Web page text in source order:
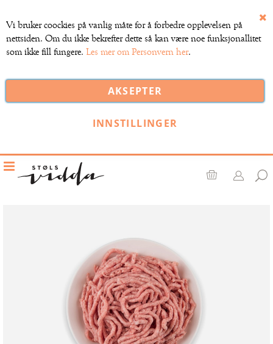
Vi bruker coockies på vanlig måte for å forbedre opplevelsen på
nettsiden. Om du ikke bekrefter dette så kan være noe funksjonallitet
som ikke fill fungere. Les mer om Personvern her.
AKSEPTER
INNSTILLINGER
Handlekurv
Toggle
Nav